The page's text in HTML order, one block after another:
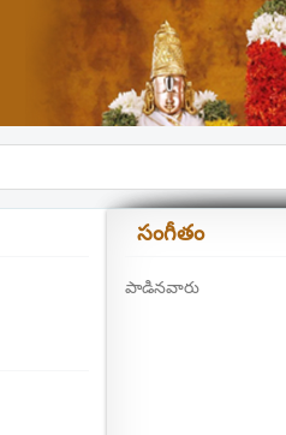
సంగీతం
పాడినవారు